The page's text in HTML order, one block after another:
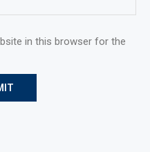
in this browser for the